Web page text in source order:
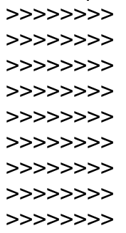
>>>>>>>>
>>>>>>>>
>>>>>>>>
>>>>>>>>
>>>>>>>>
>>>>>>>>
>>>>>>>>
>>>>>>>>
>>>>>>>>